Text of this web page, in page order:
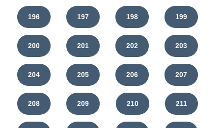
196 197 198 199
200 201 202 203
204 205 206 207
208 209 210 211